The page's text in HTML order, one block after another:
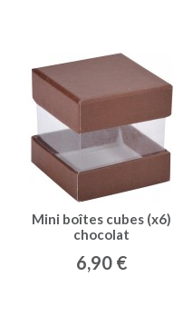
Mini boîtes cubes (x6)
chocolat
6,90 €